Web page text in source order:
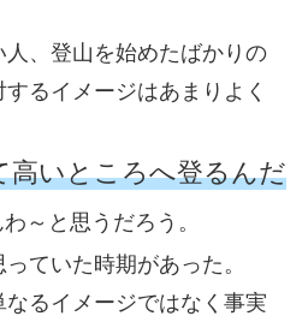
、登山を始めたばかりの
るイメージはあまりよく
高いところへ登るんだ
～と思うだろう。
ていた時期があった。
るイメージではなく事実